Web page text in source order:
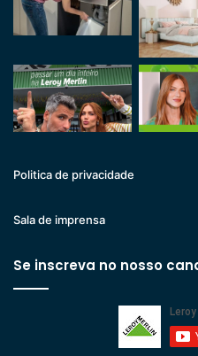
Politica de privacidade
Sala de imprensa
Se inscreva no nosso